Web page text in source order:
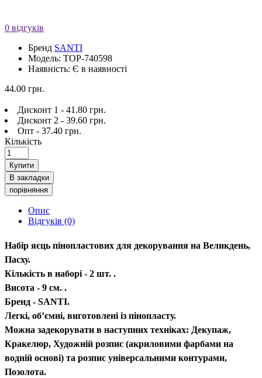
0 відгуків
Бренд SANTI
Модель: TOP-740598
Наявність: Є в наявності
44.00 грн.
Дисконт 1 - 41.80 грн.
Дисконт 2 - 39.60 грн.
Опт - 37.40 грн.
Кількість
Купити
В закладки
порівняння
Опис
Відгуків (0)
Набір яєць пінопластових для декорування на Великдень,
Пасху.
Кількість в наборі - 2 шт. .
Висота - 9 см. .
Бренд - SANTI.
Легкі, об’ємні, виготовлені із пінопласту.
Можна задекорувати в наступних техніках: Декупаж,
Кракелюр, Художній розпис (акриловими фарбами на
водній основі) та розпис універсальними контурами,
Позолота.